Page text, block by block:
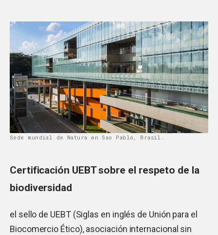
Sede mundial de Natura en Sao Pablo, Brasil.
Certificación UEBT sobre el respeto de la
biodiversidad
el sello de UEBT (Siglas en inglés de Unión para el
Biocomercio Ético), asociación internacional sin